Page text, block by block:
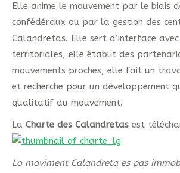
Elle anime le mouvement par le biais
confédéraux ou par la gestion des
Calandretas. Elle sert d’interface
territoriales, elle établit des
mouvements proches, elle fait un
et recherche pour un développement
qualitatif du mouvement.
La Charte des Calandretas est
Lo moviment Calandreta es pas